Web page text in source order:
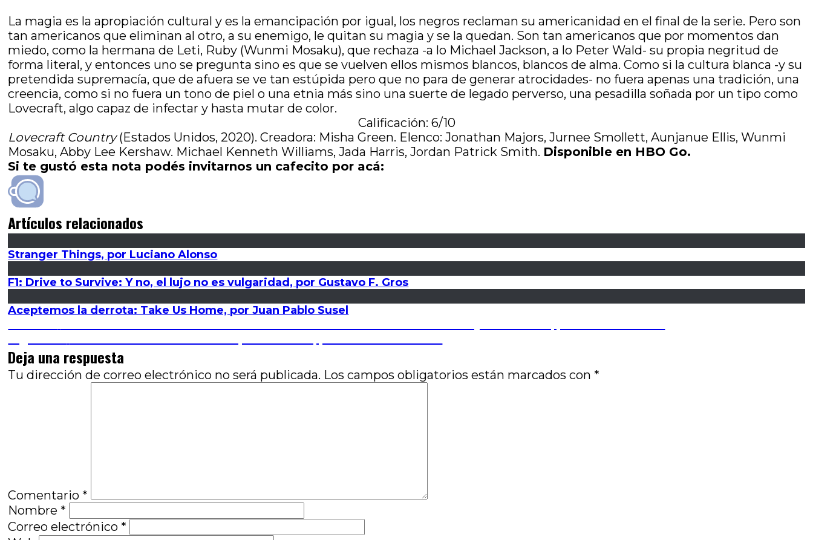
La magia es la apropiación cultural y es la emancipación por igual, los negros reclaman su americanidad en el final de la serie. Pero son
tan americanos que eliminan al otro, a su enemigo, le quitan su magia y se la quedan. Son tan americanos que por momentos dan
miedo, como la hermana de Leti, Ruby (Wunmi Mosaku), que rechaza -a lo Michael Jackson, a lo Peter Wald- su propia negritud de
forma literal, y entonces uno se pregunta sino es que se vuelven ellos mismos blancos, blancos de alma. Como si la cultura blanca -y su
pretendida supremacía, que de afuera se ve tan estúpida pero que no para de generar atrocidades- no fuera apenas una tradición, una
creencia, como si no fuera un tono de piel o una etnia más sino una suerte de legado perverso, una pesadilla soñada por un tipo como
Lovecraft, algo capaz de infectar y hasta mutar de color.
Calificación: 6/10
Lovecraft Country(Estados Unidos, 2020). Creadora: Misha Green. Elenco: Jonathan Majors, Jurnee Smollett, Aunjanue Ellis, Wunmi
Mosaku, Abby Lee Kershaw. Michael Kenneth Williams, Jada Harris, Jordan Patrick Smith. Disponible en HBO Go.
Si te gustó esta nota podés invitarnos un cafecito por acá:
Artículos relacionados
Stranger Things, por Luciano Alonso
F1: Drive to Survive: Y no, el lujo no es vulgaridad, por Gustavo F. Gros
Aceptemos la derrota: Take Us Home, por Juan Pablo Susel
Navegación
de
entradas
siguiente:
Deja una respuesta
Tu dirección de correo electrónico no será publicada. Los campos obligatorios están marcados con *
Comentario *
Nombre *
Correo electrónico *